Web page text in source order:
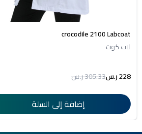
crocodile 2100 Labcoat
لاب كوت
228 ر.س 305.33 ر.س
إضافة إلى السلة